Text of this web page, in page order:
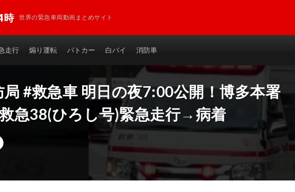
時 世界の緊急車両動画まとめサイト
走行 煽り運転 パトカー 白バイ 消防車
#救急車 明日の夜7:00公開！博多本署
急38(ひろし号)緊急走行→病着